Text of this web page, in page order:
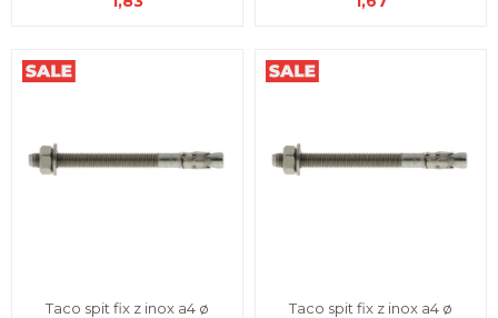
Taco spit fix z inox a4 ø
Taco spit fix z inox a4 ø